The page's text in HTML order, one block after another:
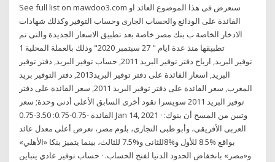
See full list on mawdoo3.com سنعرض فى هذا الموضوع العائد او
الفائدة على الودائع والحساب الجارى وحساب التوفير وكذلك شهادات
الادخار الخاصة ب بنك مصر خاصة بعد تطبيق الاسعار الجديدة والتى تم
تطبيقها منذ عدة ايام " 27 سبتمبر 2020" وذلك بالعملة المحلية 1
توفير البريد, ارباح دفتر توفير البريد 2011, حساب توفير البريد, دفتر توفير
البريد, اسعار الفائدة على دفتر توفير البريد2013, دفتر التوفير بريد
المغرب, سعر الفائدة على دفتر توفير البريد 2011, سعر الفائدة على دفتر
توفير البريد 2011 سويسرا نقود أخرى السابق الأعلى أدنى وحدة; سعر
الفائدة -0.75-0.75: 3.50-0.75 Jan 14, 2021 · وتبين من المسح أن بنوك:
العربى الأفريقى، وأبو ظبى التجارى، بلوم مصر، تعرض أعلى معدل عائد
بواقع %8.5 للأول و%8للثانى و%7.5 للثالث، بينما يتميز بنكا «الأهلي»
و«مصر» بانخفاض الحدود الدنيا لفتح الحساب. · حساب توفير عادي يتباين